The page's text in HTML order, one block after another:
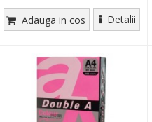
Adauga in cos Detalii